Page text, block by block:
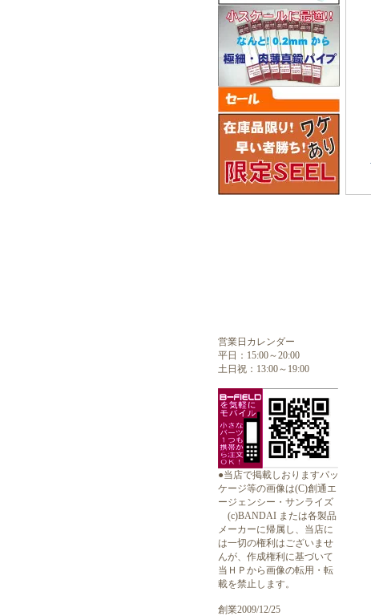
営業日カレンダー
平日：15:00～20:00
土日祝：13:00～19:00
●当店で掲載しおりますパッ
ケージ等の画像は(C)創通エ
ージェンシー・サンライズ
(c)BANDAI または各製品
メーカーに帰属し、当店に
は一切の権利はございませ
んが、作成権利に基づいて
当ＨＰから画像の転用・転
載を禁止します。
創業2009/12/25